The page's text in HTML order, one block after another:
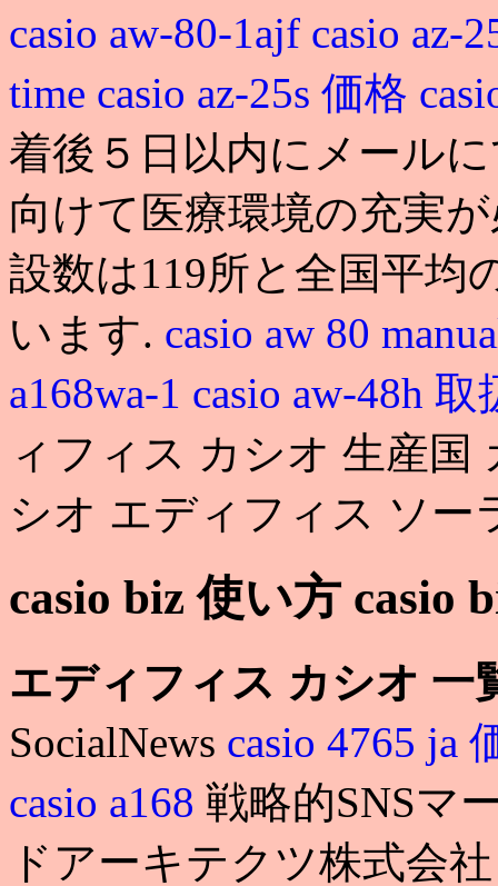
casio aw-80-1ajf casio az-
time casio az-25s 価格
着後５日以内にメール
向けて医療環境の充実
設数は119所と全国平均
います. casio aw 80
a168wa-1 casio aw-48h
ィフィス カシオ 生産
シオ エディフィス ソー
casio biz 使い方 casio
エディフィス カシオ 一
SocialNews casio 4765 ja
casio a168 戦略的SNSマ
ドアーキテクツ株式会